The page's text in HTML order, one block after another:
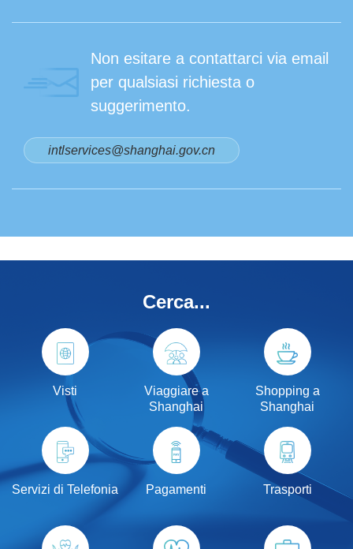
Non esitare a contattarci via email
per qualsiasi richiesta o
suggerimento.
intlservices@shanghai.gov.cn
Cerca...
Visti
Viaggiare a
Shanghai
Shopping a
Shanghai
Servizi di Telefonia Pagamenti Trasporti